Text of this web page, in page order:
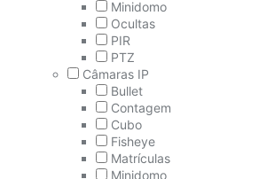
Minidomo
Ocultas
PIR
PTZ
Câmaras IP
Bullet
Contagem
Cubo
Fisheye
Matrículas
Minidomo